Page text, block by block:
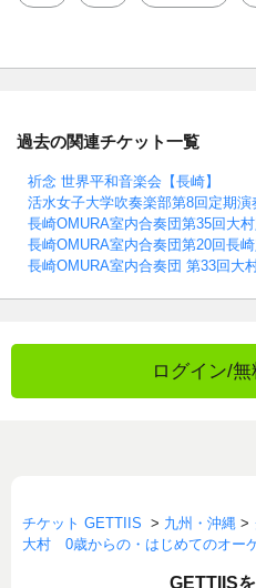
過去の関連チケット一覧
祈念 世界平和音楽会【長崎】
活水女子大学吹奏楽部第8回定期演
長崎OMURA室内合奏団第35回大
長崎OMURA室内合奏団第20回長
長崎OMURA室内合奏団 第33回大
ログイン/
チケット GETTIIS > 九州・沖縄 >
大村 0歳からの・はじめてのオー
GETTIIS